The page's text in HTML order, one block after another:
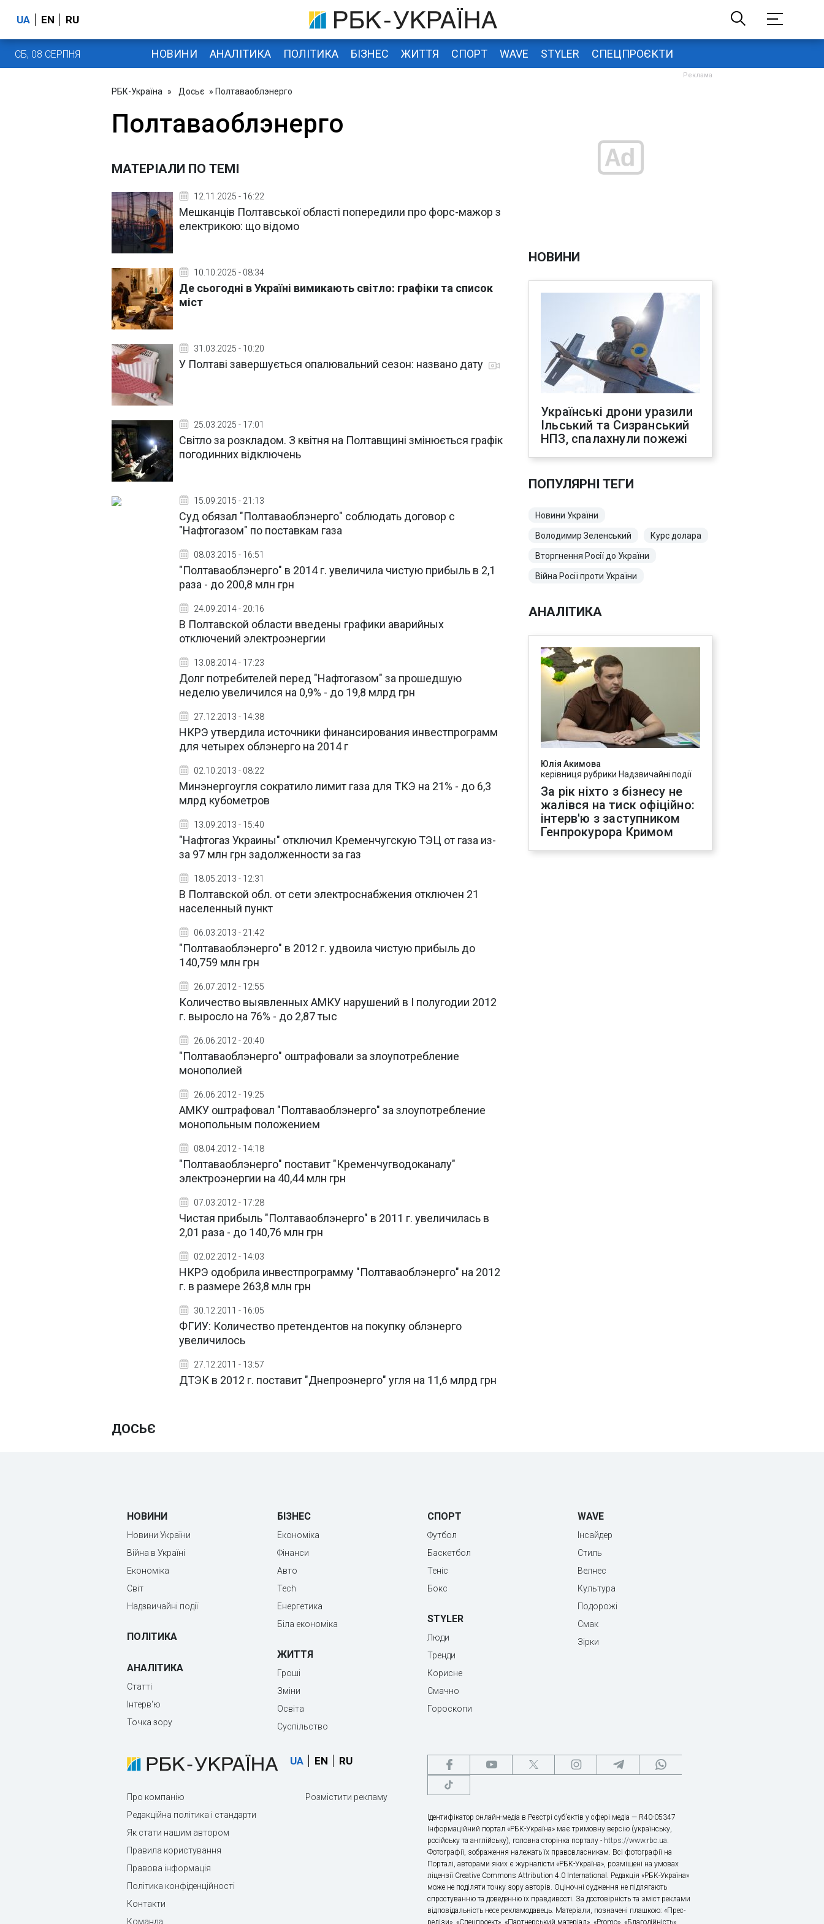
UA EN RU
СБ, 08 СЕРПНЯ НОВИНИ АНАЛІТИКА ПОЛІТИКА БІЗНЕС ЖИТТЯ СПОРТ WAVE STYLER СПЕЦПРОЄКТИ
РБК-Україна » Досьє » Полтаваоблэнерго
Полтаваоблэнерго
МАТЕРІАЛИ ПО ТЕМІ
12.11.2025 - 16:22
Мешканців Полтавської області попередили про форс-мажор з
електрикою: що відомо
10.10.2025 - 08:34
Де сьогодні в Україні вимикають світло: графіки та список
міст
31.03.2025 - 10:20
У Полтаві завершується опалювальний сезон: названо дату
25.03.2025 - 17:01
Світло за розкладом. З квітня на Полтавщині змінюється графік
погодинних відключень
15.09.2015 - 21:13
Суд обязал "Полтаваоблэнерго" соблюдать договор с
"Нафтогазом" по поставкам газа
08.03.2015 - 16:51
"Полтаваоблэнерго" в 2014 г. увеличила чистую прибыль в 2,1
раза - до 200,8 млн грн
24.09.2014 - 20:16
В Полтавской области введены графики аварийных
отключений электроэнергии
13.08.2014 - 17:23
Долг потребителей перед "Нафтогазом" за прошедшую
неделю увеличился на 0,9% - до 19,8 млрд грн
27.12.2013 - 14:38
НКРЭ утвердила источники финансирования инвестпрограмм
для четырех облэнерго на 2014 г
02.10.2013 - 08:22
Минэнергоугля сократило лимит газа для ТКЭ на 21% - до 6,3
млрд кубометров
13.09.2013 - 15:40
"Нафтогаз Украины" отключил Кременчугскую ТЭЦ от газа из-
за 97 млн грн задолженности за газ
18.05.2013 - 12:31
В Полтавской обл. от сети электроснабжения отключен 21
населенный пункт
06.03.2013 - 21:42
"Полтаваоблэнерго" в 2012 г. удвоила чистую прибыль до
140,759 млн грн
26.07.2012 - 12:55
Количество выявленных АМКУ нарушений в I полугодии 2012
г. выросло на 76% - до 2,87 тыс
26.06.2012 - 20:40
"Полтаваоблэнерго" оштрафовали за злоупотребление
монополией
26.06.2012 - 19:25
АМКУ оштрафовал "Полтаваоблэнерго" за злоупотребление
монопольным положением
08.04.2012 - 14:18
"Полтаваоблэнерго" поставит "Кременчугводоканалу"
электроэнергии на 40,44 млн грн
07.03.2012 - 17:28
Чистая прибыль "Полтаваоблэнерго" в 2011 г. увеличилась в
2,01 раза - до 140,76 млн грн
02.02.2012 - 14:03
НКРЭ одобрила инвестпрограмму "Полтаваоблэнерго" на 2012
г. в размере 263,8 млн грн
30.12.2011 - 16:05
ФГИУ: Количество претендентов на покупку облэнерго
увеличилось
27.12.2011 - 13:57
ДТЭК в 2012 г. поставит "Днепроэнерго" угля на 11,6 млрд грн
ДОСЬЄ
НОВИНИ
Українські дрони уразили
Ільський та Сизранський
НПЗ, спалахнули пожежі
ПОПУЛЯРНІ ТЕГИ
Новини України
Володимир Зеленський Курс долара
Вторгнення Росії до України
Війна Росії проти України
АНАЛІТИКА
Юлія Акимова
керівниця рубрики Надзвичайні події
За рік ніхто з бізнесу не
жалівся на тиск офіційно:
інтерв'ю з заступником
Генпрокурора Кримом
НОВИНИ
Новини України
Війна в Україні
Економіка
Світ
Надзвичайні події
ПОЛІТИКА
АНАЛІТИКА
Статті
Інтерв'ю
Точка зору
БІЗНЕС
Економіка
Фінанси
Авто
Tech
Енергетика
Біла економіка
ЖИТТЯ
Гроші
Зміни
Освіта
Суспільство
СПОРТ
Футбол
Баскетбол
Теніс
Бокс
STYLER
Люди
Тренди
Корисне
Смачно
Гороскопи
WAVE
Інсайдер
Стиль
Велнес
Культура
Подорожі
Смак
Зірки
UA EN RU
Про компанію
Редакційна політика і стандарти
Як стати нашим автором
Правила користування
Правова інформація
Політика конфіденційності
Контакти
Команда
Розмістити рекламу
Ідентифікатор онлайн-медіа в Реєстрі суб’єктів у сфері медіа — R40-05347
Інформаційний портал «РБК-Україна» має тримовну версію (українську,
російську та англійську), головна сторінка порталу - https://www.rbc.ua.
Фотографії, зображення належать їх правовласникам. Всі фотографії на
Порталі, авторами яких є журналісти «РБК-Україна», розміщені на умовах
ліцензії Creative Commons Attribution 4.0 International. Редакція «РБК-Україна»
може не поділяти точку зору авторів. Оціночні судження не підлягають
спростуванню та доведенню їх правдивості. За достовірність та зміст реклами
відповідальність несе рекламодавець. Матеріали, позначені плашкою: «Прес-
релізи», «Спецпроект», «Партнерський матеріал», «Promo», «Благодійність»,